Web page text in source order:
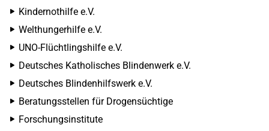
Kindernothilfe e.V.
Welthungerhilfe e.V.
UNO-Flüchtlingshilfe e.V.
Deutsches Katholisches Blindenwerk e.V.
Deutsches Blindenhilfswerk e.V.
Beratungsstellen für Drogensüchtige
Forschungsinstitute